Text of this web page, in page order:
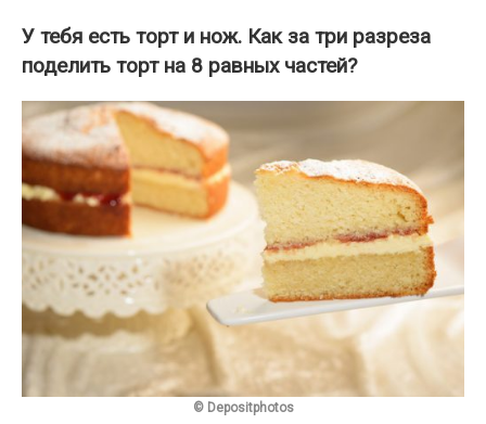
У тебя есть торт и нож. Как за три разреза
поделить торт на 8 равных частей?
© Depositphotos